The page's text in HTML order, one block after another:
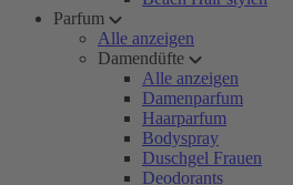
Parfum
Alle anzeigen
Damendüfte
Alle anzeigen
Damenparfum
Haarparfum
Bodyspray
Duschgel Frauen
Deodorants